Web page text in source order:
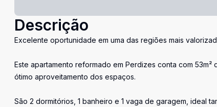
Descrição
Excelente oportunidade em uma das regiões mais
Este apartamento reformado em Perdizes conta com
ótimo aproveitamento dos espaços.
São 2 dormitórios, 1 banheiro e 1 vaga de garagem, ideal